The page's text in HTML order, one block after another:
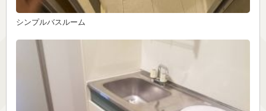
シンプルバスルーム